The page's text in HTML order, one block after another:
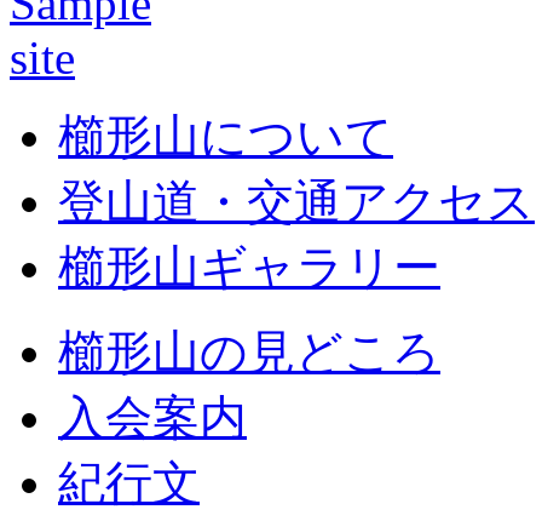
櫛形山について
登山道・交通アクセス
櫛形山ギャラリー
櫛形山の見どころ
入会案内
紀行文